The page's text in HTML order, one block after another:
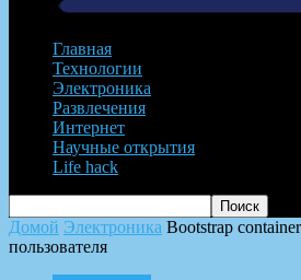
Главная
Технологии
Электроника
Развлечения
Интернет
Научные открытия
Life hack
Домой Электроника Bootstrap
пользователя